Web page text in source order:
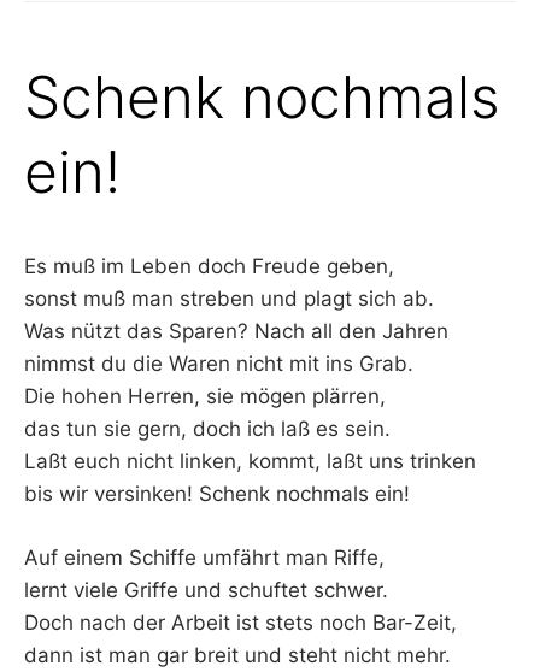
Schenk nochmals
ein!
Es muß im Leben doch Freude geben,
sonst muß man streben und plagt sich ab.
Was nützt das Sparen? Nach all den Jahren
nimmst du die Waren nicht mit ins Grab.
Die hohen Herren, sie mögen plärren,
das tun sie gern, doch ich laß es sein.
Laßt euch nicht linken, kommt, laßt uns trinken
bis wir versinken! Schenk nochmals ein!
Auf einem Schiffe umfährt man Riffe,
lernt viele Griffe und schuftet schwer.
Doch nach der Arbeit ist stets noch Bar-Zeit,
dann ist man gar breit und steht nicht mehr.